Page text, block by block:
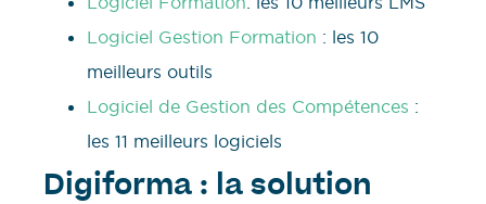
Logiciel Gestion Formation : les 10
meilleurs outils
Logiciel de Gestion des Compétences :
les 11 meilleurs logiciels
Digiforma : la solution